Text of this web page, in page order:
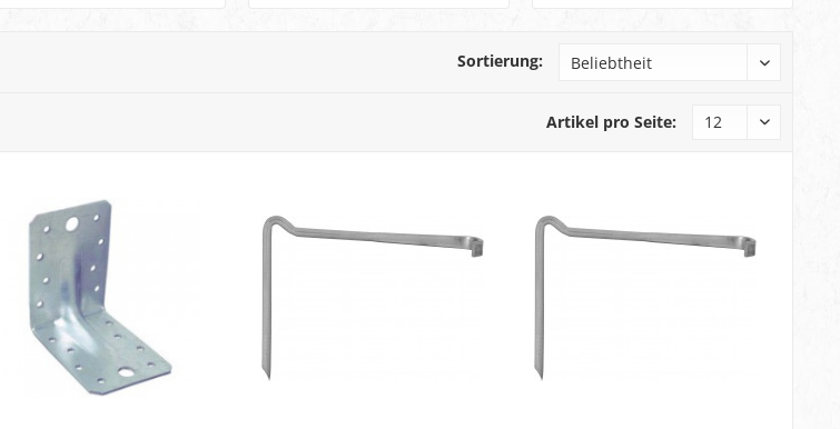
Sortierung:
Artikel pro Seite: